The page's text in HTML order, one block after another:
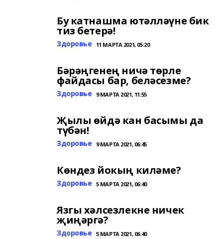
Бу катнашма ютәлләүне бик
тиз бетерә!
Здоровье 11 МАРТА 2021, 05:20
Бәрәңгенең ничә төрле
файдасы бар, беләсезме?
Здоровье 9 МАРТА 2021, 11:55
Җылы өйдә кан басымы да
түбән!
Здоровье 9 МАРТА 2021, 06:45
Көндез йокың киләме?
Здоровье 5 МАРТА 2021, 06:40
Язгы хәлсезлекне ничек
җиңәргә?
Здоровье 5 МАРТА 2021, 06:40